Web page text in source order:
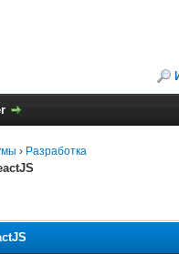
› Разработка